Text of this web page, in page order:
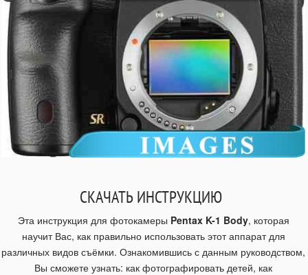
СКАЧАТЬ ИНСТРУКЦИЮ
Эта инструкция для фотокамеры Pentax K-1 Body, которая
научит Вас, как правильно использовать этот аппарат для
различных видов съёмки. Ознакомившись с данным руководством,
Вы сможете узнать: как фотографировать детей, как